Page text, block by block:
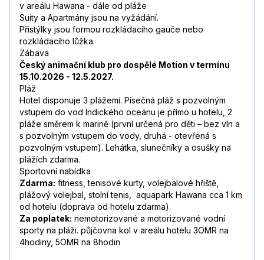
Aneta, pobyt s partnerem/kou
listopad 2018
Doporucujeme tento hotel, velice mily
personal, vyborne jidlo a krasne prostredi.
Nadherne more ❤️ Skvely delegati od ck.
Číst více
Vilma
duben 2018
Očekávali jsme, že se na tomto výletu
vyspíme, odpočineme a vykoupeme v teple...
Splněno. Číst více
8,4
Anna, pobyt s rodinou
listopad 2017
—
v areálu Hawana - dále od pláže
Suity a Apartmány jsou na vyžádání.
Přistýlky jsou formou rozkládacího gauče nebo
rozkládacího lůžka.
Zábava
Český animační klub pro dospělé Motion v termínu
15.10.2026 - 12.5.2027.
Pláž
Hotel disponuje 3 plážemi. Písečná pláž s pozvolným
vstupem do vod Indického oceánu je přímo u hotelu, 2
pláže směrem k marině (první určená pro děti – bez vln a
s pozvolným vstupem do vody, druhá - otevřená s
pozvolným vstupem). Lehátka, slunečníky a osušky na
plážích zdarma.
Sportovní nabídka
Zdarma: fitness, tenisové kurty, volejbalové hřiště,
plážový volejbal, stolní tenis, aquapark Hawana cca 1 km
od hotelu (doprava od hotelu zdarma).
Za poplatek: nemotorizované a motorizované vodní
sporty na pláži. půjčovna kol v areálu hotelu 3OMR na
4hodiny, 5OMR na 8hodin